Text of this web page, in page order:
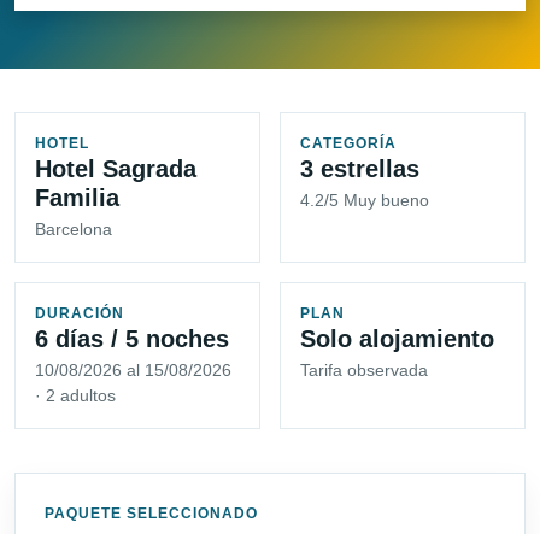
HOTEL
Hotel Sagrada
Familia
Barcelona
CATEGORÍA
3 estrellas
4.2/5 Muy bueno
DURACIÓN
6 días / 5 noches
10/08/2026 al 15/08/2026
· 2 adultos
PLAN
Solo alojamiento
Tarifa observada
PAQUETE SELECCIONADO